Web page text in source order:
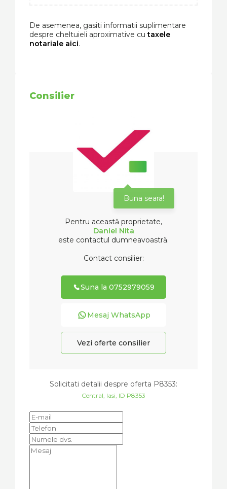
De asemenea, gasiti informatii suplimentare
despre cheltuieli aproximative cutaxele
notariale aici.
Consilier
Buna seara!
Pentru această proprietate,
Daniel Nita
este contactul dumneavoastră.
Contact consilier:
Suna la 0752979059
Mesaj WhatsApp
Vezi oferte consilier
Solicitati detalii despre oferta P8353:
Central, Iasi, ID P8353